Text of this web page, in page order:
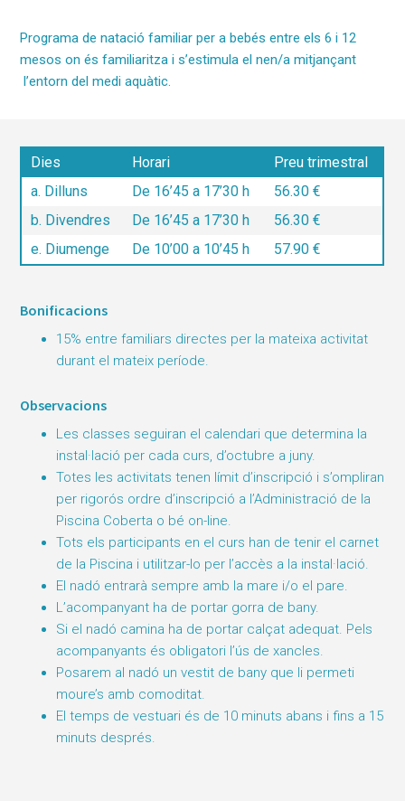
Programa de natació familiar per a bebés entre els 6 i 12
mesos on és familiaritza i s’estimula el nen/a mitjançant
l’entorn del medi aquàtic.
Dies Horari
Preu trimestral
a. Dilluns
De 16’45 a 17’30 h
56.30 €
b. Divendres
De 16’45 a 17’30 h
56.30 €
e. Diumenge
De 10’00 a 10’45 h 57.90 €
Bonificacions
15% entre familiars directes per la mateixa activitat
durant el mateix període.
Observacions
Les classes seguiran el calendari que determina la
instal·lació per cada curs, d’octubre a juny.
Totes les activitats tenen límit d’inscripció i s’ompliran
per rigorós ordre d’inscripció a l’Administració de la
Piscina Coberta o bé on-line.
Tots els participants en el curs han de tenir el carnet
de la Piscina i utilitzar-lo per l’accès a la instal·lació.
El nadó entrarà sempre amb la mare i/o el pare.
L’acompanyant ha de portar gorra de bany.
Si el nadó camina ha de portar calçat adequat. Pels
acompanyants és obligatori l’ús de xancles.
Posarem al nadó un vestit de bany que li permeti
moure’s amb comoditat.
El temps de vestuari és de 10 minuts abans i fins a 15
minuts després.